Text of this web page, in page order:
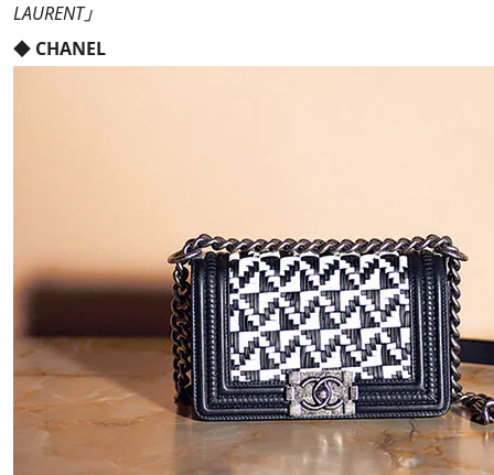
LAURENT」
◆ CHANEL